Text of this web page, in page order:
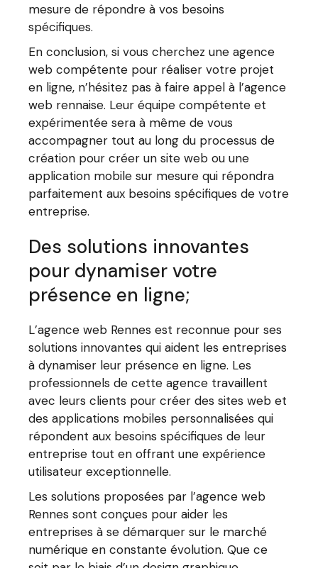
mesure de répondre à vos besoins
spécifiques.
En conclusion, si vous cherchez une agence
web compétente pour réaliser votre projet
en ligne, n’hésitez pas à faire appel à l’agence
web rennaise. Leur équipe compétente et
expérimentée sera à même de vous
accompagner tout au long du processus de
création pour créer un site web ou une
application mobile sur mesure qui répondra
parfaitement aux besoins spécifiques de votre
entreprise.
Des solutions innovantes
pour dynamiser votre
présence en ligne;
L’agence web Rennes est reconnue pour ses
solutions innovantes qui aident les entreprises
à dynamiser leur présence en ligne. Les
professionnels de cette agence travaillent
avec leurs clients pour créer des sites web et
des applications mobiles personnalisées qui
répondent aux besoins spécifiques de leur
entreprise tout en offrant une expérience
utilisateur exceptionnelle.
Les solutions proposées par l’agence web
Rennes sont conçues pour aider les
entreprises à se démarquer sur le marché
numérique en constante évolution. Que ce